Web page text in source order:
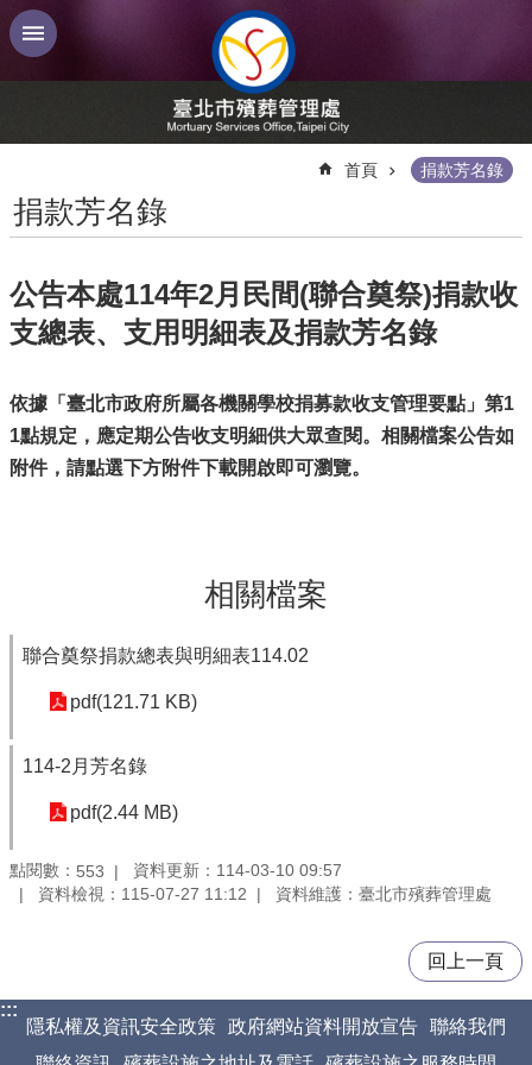
跳到主要內容區塊
首頁 捐款芳名錄
捐款芳名錄
公告本處114年2月民間(聯合奠祭)捐款收
支總表、支用明細表及捐款芳名錄
依據「臺北市政府所屬各機關學校捐募款收支管理要點」第1
1點規定，應定期公告收支明細供大眾查閱。相關檔案公告如
附件，請點選下方附件下載開啟即可瀏覽。
相關檔案
聯合奠祭捐款總表與明細表114.02
pdf(121.71 KB)
114-2月芳名錄
pdf(2.44 MB)
點閱數： 553
資料更新：114-03-10 09:57
資料檢視：115-07-27 11:12
資料維護：臺北市殯葬管理處
回上一頁
:::
隱私權及資訊安全政策 政府網站資料開放宣告 聯絡我們